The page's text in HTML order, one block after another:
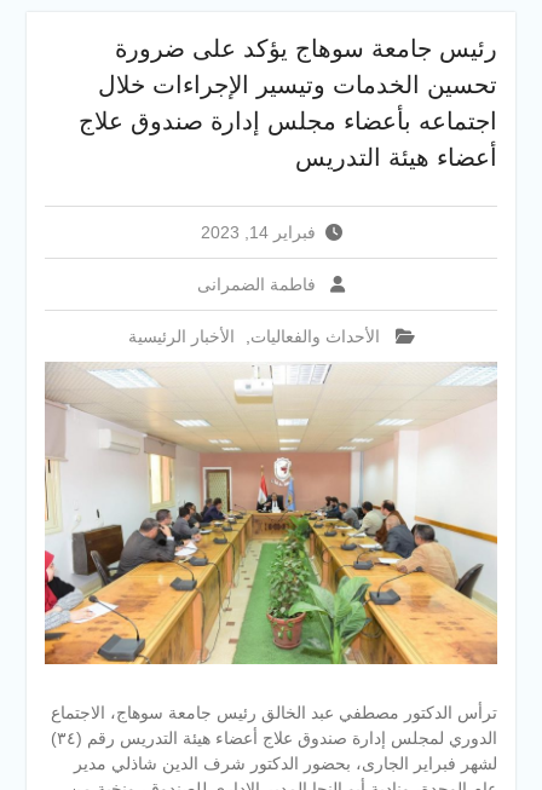
الجديدة
جامعة سوهاج تفتح أبوابها
لطلاب الثانوية العامة فى أولى
أيام المرحلة الأولى للتنسيق
الإلكتروني للقبول بالجامعات
2026
رئيس جامعة سوهاج يؤكد على ضرورة
تحسين الخدمات وتيسير الإجراءات خلال
اجتماعه بأعضاء مجلس إدارة صندوق علاج
أعضاء هيئة التدريس
فبراير 14, 2023
فاطمة الضمرانى
الأحداث والفعاليات الأخبار الرئيسية
ترأس الدكتور مصطفي عبد الخالق رئيس جامعة سوهاج، الاجتماع
الدوري لمجلس إدارة صندوق علاج أعضاء هيئة التدريس رقم (٣٤)
لشهر فبراير الجارى، بحضور الدكتور شرف الدين شاذلي مدير